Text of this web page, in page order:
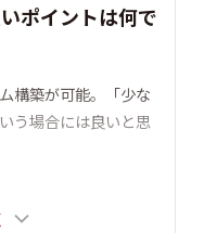
ポイントは何で
構築が可能。「少な
う場合には良いと思